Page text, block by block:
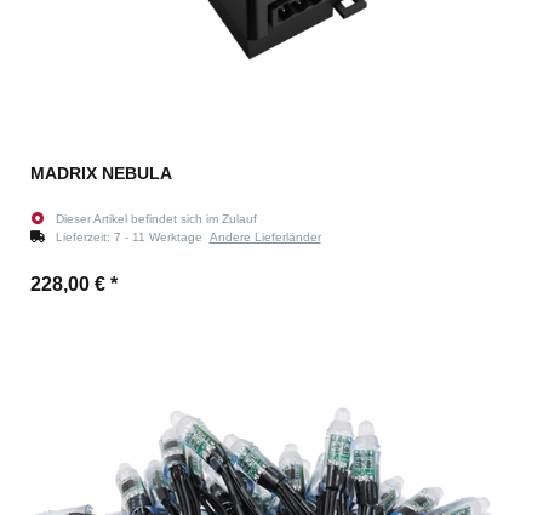
MADRIX NEBULA
Dieser Artikel befindet sich im Zulauf
Lieferzeit: 7 - 11 Werktage Andere Lieferländer
228,00 € *